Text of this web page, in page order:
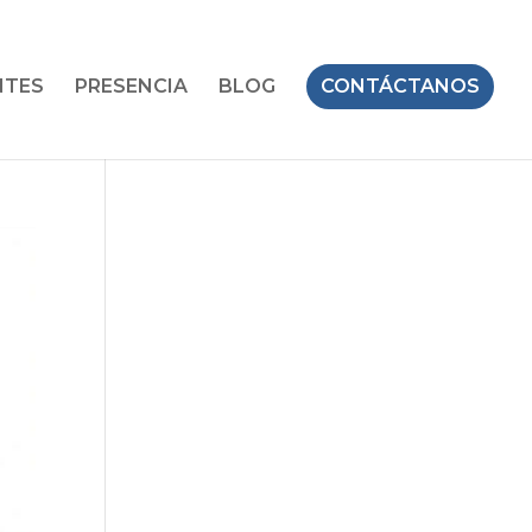
PRESENCIA BLOG CONTÁCTANOS